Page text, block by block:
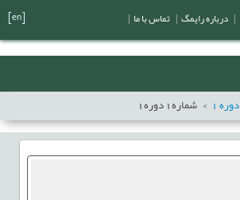
دوره1 شماره1 دوره1
درباره رایمگ تماس با ما